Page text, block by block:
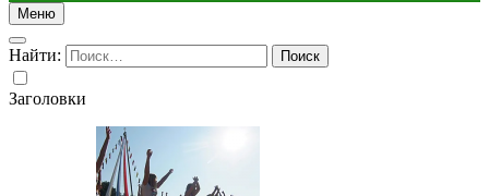
Меню
Найти:
Заголовки